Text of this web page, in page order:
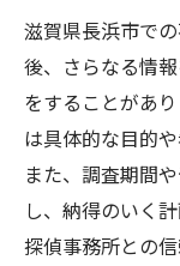
滋賀県長浜市で
後、さらなる情
をすることがあ
は具体的な目的
また、調査期間
し、納得のいく
探偵事務所との